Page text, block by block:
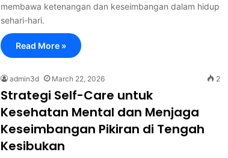
membawa ketenangan dan keseimbangan dalam hidup
sehari-hari.
Read More »
admin3d March 22, 2026 2
Strategi Self-Care untuk
Kesehatan Mental dan Menjaga
Keseimbangan Pikiran di Tengah
Kesibukan